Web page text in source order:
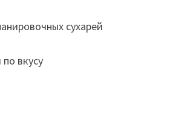
сухарей
вкусу